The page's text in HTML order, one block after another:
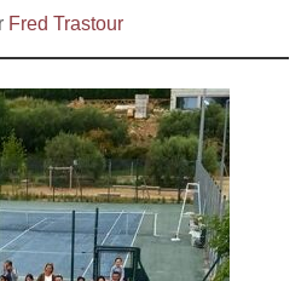
Fred Trastour